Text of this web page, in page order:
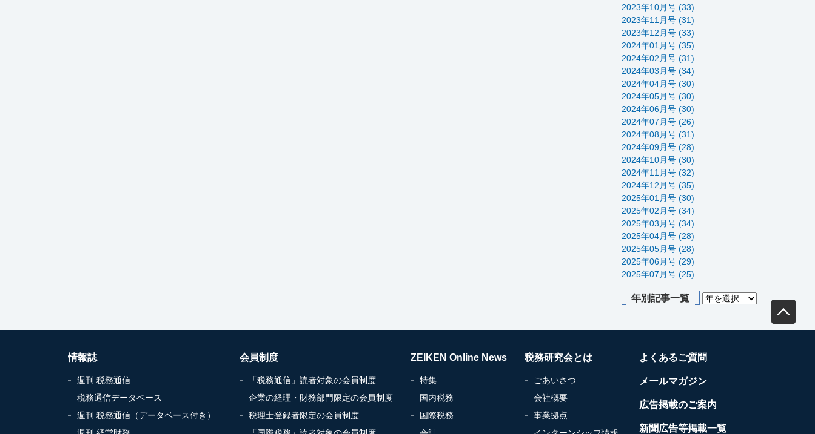
2023年10月号 (33)
2023年11月号 (31)
2023年12月号 (33)
2024年01月号 (35)
2024年02月号 (31)
2024年03月号 (34)
2024年04月号 (30)
2024年05月号 (30)
2024年06月号 (30)
2024年07月号 (26)
2024年08月号 (31)
2024年09月号 (28)
2024年10月号 (30)
2024年11月号 (32)
2024年12月号 (35)
2025年01月号 (30)
2025年02月号 (34)
2025年03月号 (34)
2025年04月号 (28)
2025年05月号 (28)
2025年06月号 (29)
2025年07月号 (25)
年別記事一覧
情報誌
週刊 税務通信
税務通信データベース
週刊 税務通信（データベース付き）
会員制度
「税務通信」読者対象の会員制度
企業の経理・財務部門限定の会員制度
税理士登録者限定の会員制度
ZEIKEN Online News
特集
国内税務
国際税務
税務研究会とは
ごあいさつ
会社概要
事業拠点
よくあるご質問
メールマガジン
広告掲載のご案内
新聞広告等掲載一覧